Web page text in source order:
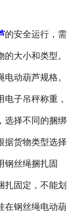
系我们
的安全运行，需
大小和类型。
动葫芦规格。
子吊秤称重，
选择不同的捆绑
据货物类型选择
钢丝绳捆扎固
扎固定，不能划
在钢丝绳电动葫